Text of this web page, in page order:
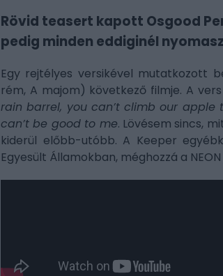
Rövid teasert kapott Osgood
pedig minden eddiginél
Egy rejtélyes versikével mutatkozott
rém, A majom) következő filmje. A
rain barrel, you can’t climb our apple
can’t be good to me. Lövésem sincs,
kiderül előbb-utóbb. A Keeper
Egyesült Államokban, méghozzá a